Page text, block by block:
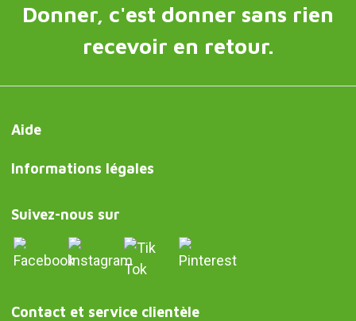
Donner, c'est donner sans rien
recevoir en retour.
Aide
Informations légales
Suivez-nous sur
Contact et service clientèle